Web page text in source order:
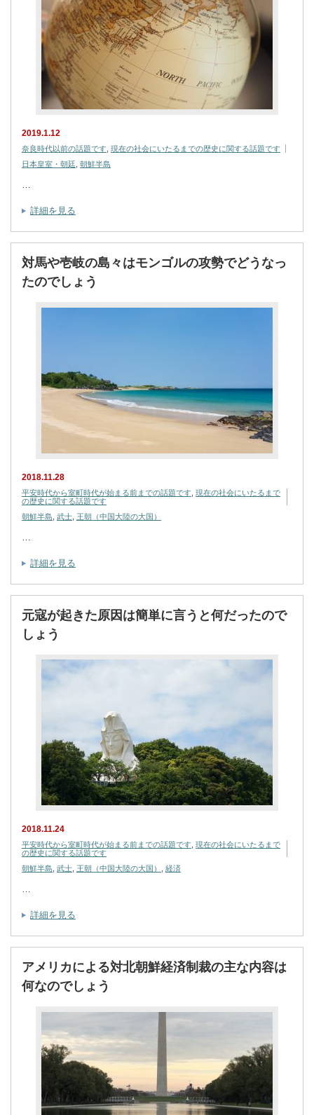
2019.1.12
奈良時代以前の話題です 現在の社会にいたるまでの歴史に関する話題です
日本皇室・朝廷 朝鮮半島
…
詳細を見る
対馬や壱岐の島々はモンゴルの攻勢でどうなっ
たのでしょう
2018.11.28
平安時代から室町時代が始まる前までの話題です 現在の社会にいたるまで
の歴史に関する話題です
朝鮮半島 武士 王朝（中国大陸の大国）
詳細を見る
元寇が起きた原因は簡単に言うと何だったので
しょう
2018.11.24
平安時代から室町時代が始まる前までの話題です 現在の社会にいたるまで
の歴史に関する話題です
朝鮮半島 武士 王朝（中国大陸の大国） 経済
…
詳細を見る
アメリカによる対北朝鮮経済制裁の主な内容は
何なのでしょう